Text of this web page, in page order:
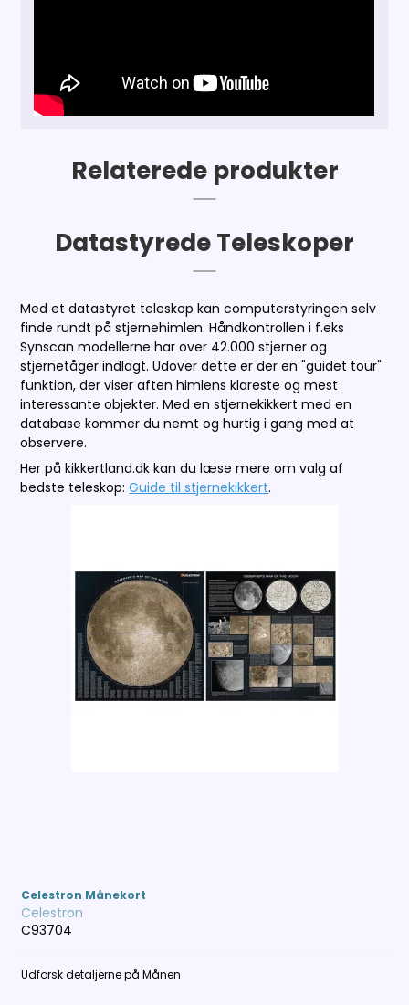
Relaterede produkter
Datastyrede Teleskoper
Med et datastyret teleskop kan computerstyringen selv
finde rundt på stjernehimlen. Håndkontrollen i f.eks
Synscan modellerne har over 42.000 stjerner og
stjernetåger indlagt. Udover dette er der en "guidet tour"
funktion, der viser aften himlens klareste og mest
interessante objekter. Med en stjernekikkert med en
database kommer du nemt og hurtig i gang med at
observere.
Her på kikkertland.dk kan du læse mere om valg af
bedste teleskop:Guide til stjernekikkert.
Celestron Månekort
Celestron
C93704
Udforsk detaljerne på Månen